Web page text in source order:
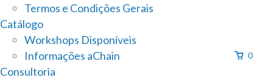
Termos e Condições Gerais
Catálogo
Workshops Disponíveis
Informações aChain
Consultoria
0